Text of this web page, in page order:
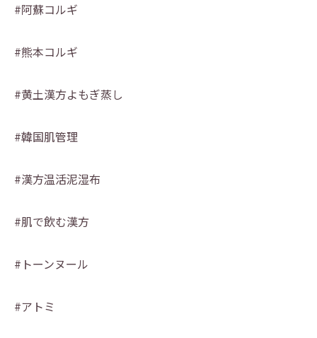
#阿蘇コルギ
#熊本コルギ
#黄土漢方よもぎ蒸し
#韓国肌管理
#漢方温活泥湿布
#肌で飲む漢方
#トーンヌール
#アトミ